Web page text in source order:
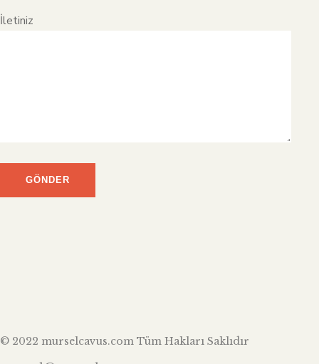
İletiniz
© 2022 murselcavus.com Tüm Hakları Saklıdır